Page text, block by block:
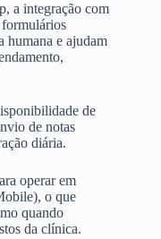
a integração com
formulários
humana e ajudam
de
de notas
diária.
operar em
o que
quando
da clínica.